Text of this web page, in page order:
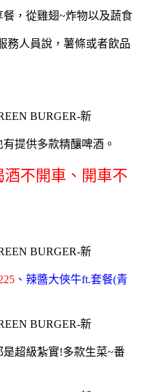
，從雞翅~炸物以及蔬食
務人員說，薯條或者飲品
提供多款精釀啤酒。
不開車、開車不
、辣醬大俠牛ft.套餐(青
超級紮實!多款生菜~番